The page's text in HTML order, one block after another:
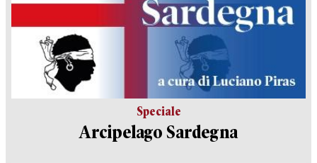
Speciale
Arcipelago Sardegna